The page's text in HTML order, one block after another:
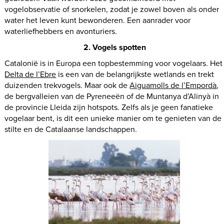
vogelobservatie of snorkelen, zodat je zowel boven als onder
water het leven kunt bewonderen. Een aanrader voor
waterliefhebbers en avonturiers.
2. Vogels spotten
Catalonië is in Europa een topbestemming voor vogelaars. Het
Delta de l’Ebre is een van de belangrijkste wetlands en trekt
duizenden trekvogels. Maar ook deAiguamolls de l’Empordà,
de bergvalleien van de Pyreneeën of de Muntanya d’Alinyà in
de provincie Lleida zijn hotspots. Zelfs als je geen fanatieke
vogelaar bent, is dit een unieke manier om te genieten van de
stilte en de Catalaanse landschappen.